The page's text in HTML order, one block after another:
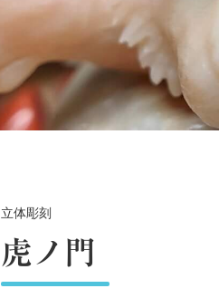
立体彫刻
虎ノ門